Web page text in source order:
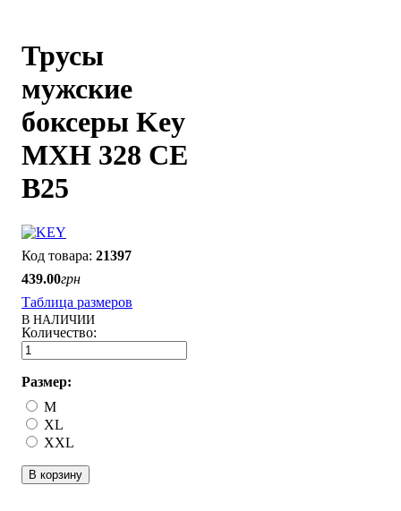
Трусы
мужские
боксеры Key
MXH 328 CE
B25
21397
439.00грн
Таблица размеров
В НАЛИЧИИ
Размер:
M
XL
XXL
В корзину